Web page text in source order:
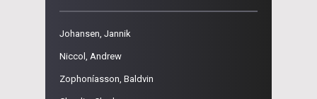
Johansen, Jannik
Niccol, Andrew
Zophoníasson, Baldvin